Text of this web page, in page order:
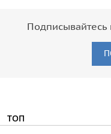
Подписывайтесь
ТОП